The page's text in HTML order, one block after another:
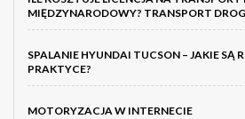
MIĘDZYNARODOWY? TRANSPORT
SPALANIE HYUNDAI TUCSON – JAKIE SĄ
PRAKTYCE?
MOTORYZACJA W INTERNECIE